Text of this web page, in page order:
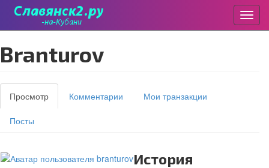
к
основному
branturov
Главные
вкладки
Просмотр (активная
вкладка)
Комментарии Мои транзакции
Посты
История